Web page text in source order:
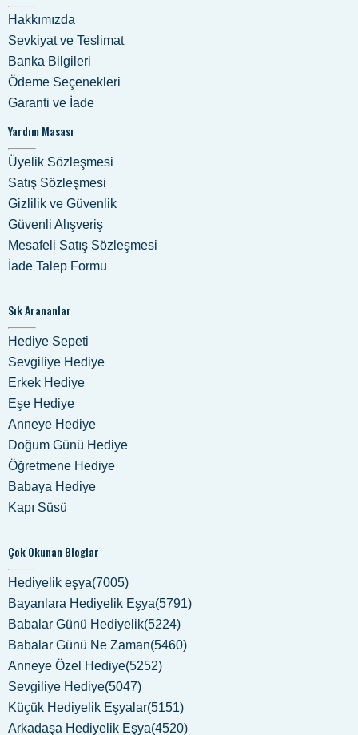
Hakkımızda
Sevkiyat ve Teslimat
Banka Bilgileri
Ödeme Seçenekleri
Garanti ve İade
Yardım Masası
Üyelik Sözleşmesi
Satış Sözleşmesi
Gizlilik ve Güvenlik
Güvenli Alışveriş
Mesafeli Satış Sözleşmesi
İade Talep Formu
Sık Arananlar
Hediye Sepeti
Sevgiliye Hediye
Erkek Hediye
Eşe Hediye
Anneye Hediye
Doğum Günü Hediye
Öğretmene Hediye
Babaya Hediye
Kapı Süsü
Çok Okunan Bloglar
Hediyelik eşya(7005)
Bayanlara Hediyelik Eşya(5791)
Babalar Günü Hediyelik(5224)
Babalar Günü Ne Zaman(5460)
Anneye Özel Hediye(5252)
Sevgiliye Hediye(5047)
Küçük Hediyelik Eşyalar(5151)
Arkadaşa Hediyelik Eşya(4520)